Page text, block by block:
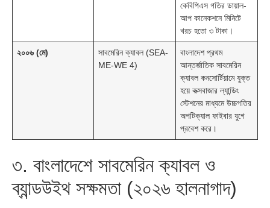
কেবিপিএস গতির ডায়াল-
আপ কানেকশনে মিনিটে
খরচ হতো ৩ টাকা।
২০০৬ (মে)
সাবমেরিন ক্যাবল (SEA-
ME-WE 4)
বাংলাদেশ প্রথম
আন্তর্জাতিক সাবমেরিন
ক্যাবল কনসোর্টিয়ামে যুক্ত
হয়ে কক্সবাজার ল্যান্ডিং
স্টেশনের মাধ্যমে উচ্চগতির
অপটিক্যাল ফাইবার যুগে
প্রবেশ করে।
৩. বাংলাদেশে সাবমেরিন ক্যাবল ও
ব্যান্ডউইথ সক্ষমতা (২০২৬ হালনাগাদ)